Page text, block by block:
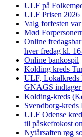
ULF på
ULF Prisen 2026
Valg forfesten
Mød
Online fredagsbar
hver fredag kl.
Online bankospil
Kolding kreds
ULF, Lokalkreds
GNAGS
Kolding-kreds
Svendborg-
ULF Odense
til påskefrokost
Nytårsaften røg